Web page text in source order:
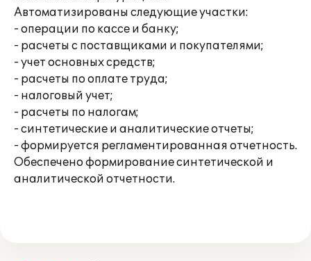
Автоматизированы следующие участки:
- операции по кассе и банку;
- расчеты с поставщиками и покупателями;
- учет основных средств;
- расчеты по оплате труда;
- налоговый учет;
- расчеты по налогам;
- синтетические и аналитические отчеты;
- формируется регламентированная отчетность.
Обеспечено формирование синтетической и
аналитической отчетности.